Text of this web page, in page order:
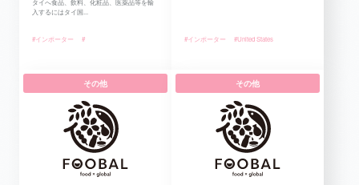
タイへ食品、飲料、化粧品、医薬品等を輸
入するにはタイ国...
#インポーター # #インポーター #United States
その他 その他